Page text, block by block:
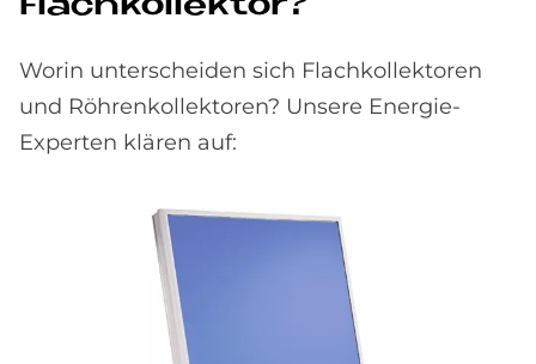
Flach­kol­lek­tor?
Worin unterscheiden sich Flachkollektoren
und Röhrenkollektoren? Unsere Energie-
Experten klären auf: